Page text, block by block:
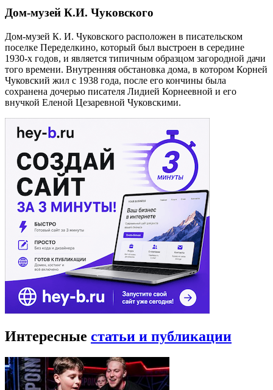
Дом-музей К.И. Чуковского
Дом-музей К. И. Чуковского расположен в писательском
поселке Переделкино, который был выстроен в середине
1930-х годов, и является типичным образцом загородной дачи
того времени. Внутренняя обстановка дома, в котором Корней
Чуковский жил с 1938 года, после его кончины была
сохранена дочерью писателя Лидией Корнеевной и его
внучкой Еленой Цезаревной Чуковскими.
Интересные статьи и публикации